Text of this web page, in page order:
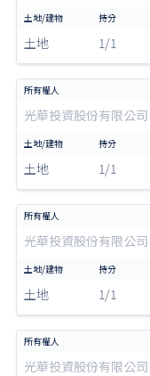
土地 1/1
光華投資股份有限公司
土地 1/1
光華投資股份有限公司
土地 1/1
光華投資股份有限公司